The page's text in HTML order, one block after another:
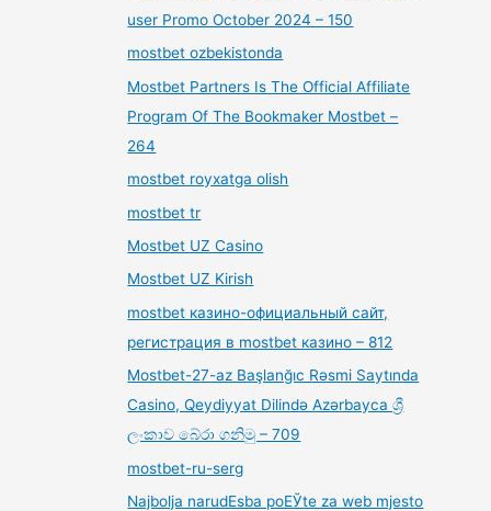
user Promo October 2024 – 150
mostbet ozbekistonda
Mostbet Partners Is The Official Affiliate
Program Of The Bookmaker Mostbet –
264
mostbet royxatga olish
mostbet tr
Mostbet UZ Casino
Mostbet UZ Kirish
mostbet казино-официальный сайт,
регистрация в mostbet казино – 812
Mostbet-27-az Başlanğıc Rəsmi Saytında
Casino, Qeydiyyat Dilində Azərbayca ශ්‍රී
ලංකාව බේරා ගනිමු – 709
mostbet-ru-serg
Najbolja narudЕѕba poЕЎte za web mjesto